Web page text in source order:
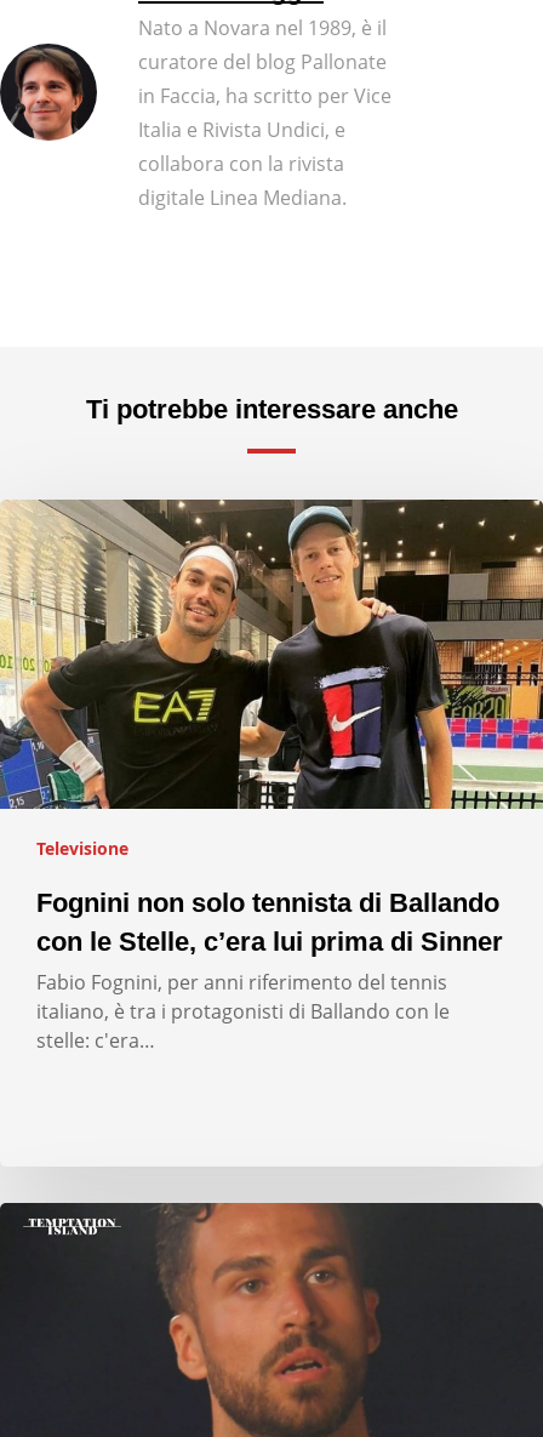
Nato a Novara nel 1989, è il
curatore del blog Pallonate
in Faccia, ha scritto per Vice
Italia e Rivista Undici, e
collabora con la rivista
digitale Linea Mediana.
Ti potrebbe interessare anche
Televisione
Fognini non solo tennista di Ballando
con le Stelle, c’era lui prima di Sinner
Fabio Fognini, per anni riferimento del tennis
italiano, è tra i protagonisti di Ballando con le
stelle: c'era…